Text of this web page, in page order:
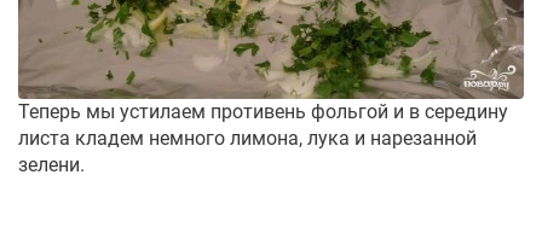
Теперь мы устилаем противень фольгой и в середину
листа кладем немного лимона, лука и нарезанной
зелени.